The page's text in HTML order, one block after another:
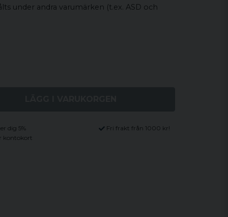
under andra varumärken (t.ex. ASD och
dig 5%
Fri frakt från 1000 kr!
kontokort